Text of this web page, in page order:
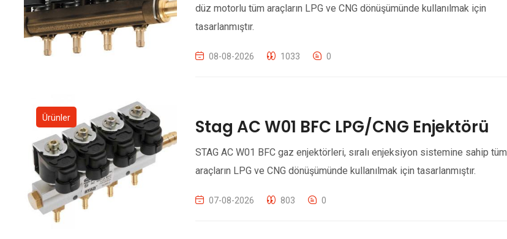
düz motorlu tüm araçların LPG ve CNG dönüşümünde kullanılmak için
tasarlanmıştır.
08-08-2026 1033 0
Ürünler Stag AC W01 BFC LPG/CNG Enjektörü
STAG AC W01 BFC gaz enjektörleri, sıralı enjeksiyon sistemine sahip tüm
araçların LPG ve CNG dönüşümünde kullanılmak için tasarlanmıştır.
07-08-2026 803 0